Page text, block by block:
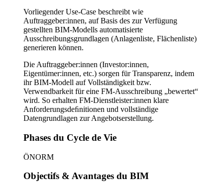
Vorliegender Use-Case beschreibt wie
Auftraggeber:innen, auf Basis des zur Verfügung
gestellten BIM-Modells automatisierte
Ausschreibungsgrundlagen (Anlagenliste, Flächenliste)
generieren können.
Die Auftraggeber:innen (Investor:innen,
Eigentümer:innen, etc.) sorgen für Transparenz, indem
ihr BIM-Modell auf Vollständigkeit bzw.
Verwendbarkeit für eine FM-Ausschreibung „bewertet“
wird. So erhalten FM-Dienstleister:innen klare
Anforderungsdeﬁnitionen und vollständige
Datengrundlagen zur Angebotserstellung.
Phases du Cycle de Vie
ÖNORM
Objectifs & Avantages du BIM